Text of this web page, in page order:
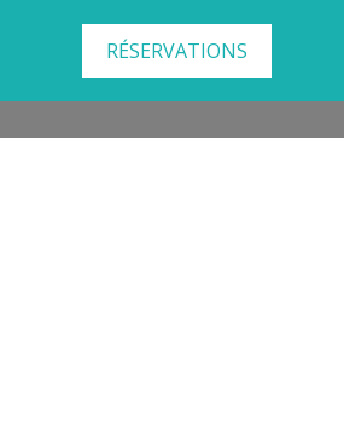
RÉSERVATIONS